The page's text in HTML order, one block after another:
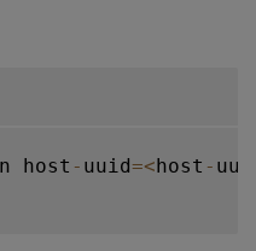
host - uuid=<host -